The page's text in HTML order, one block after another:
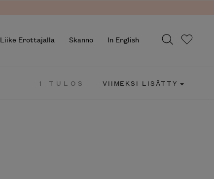
Liike Erottajalla Skanno In English
1 TULOS VIIMEKSI LISÄTTY